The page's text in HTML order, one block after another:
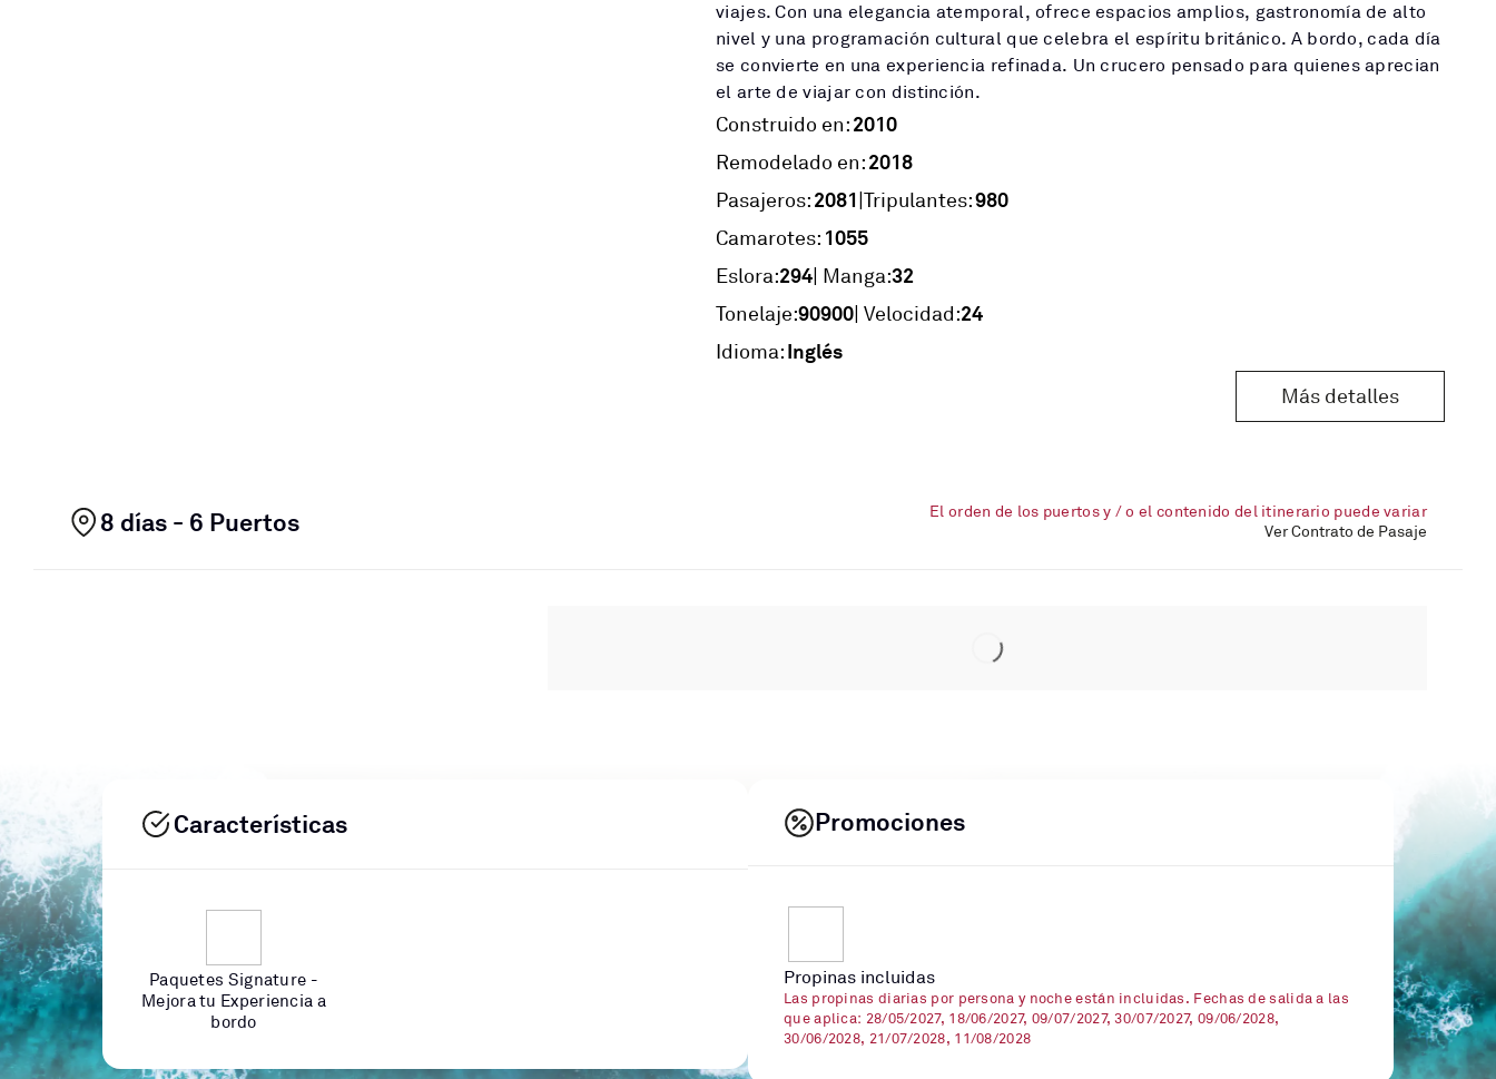
viajes. Con una elegancia atemporal, ofrece espacios amplios, gastronomía de alto
nivel y una programación cultural que celebra el espíritu británico. A bordo, cada día
se convierte en una experiencia refinada. Un crucero pensado para quienes aprecian
el arte de viajar con distinción.
Construido en:2010
Remodelado en:2018
Pasajeros:2081|Tripulantes:980
Camarotes: 1055
Eslora:294| Manga:32
Tonelaje:90900| Velocidad:24
Idioma:Inglés
Más detalles
8 días - 6 Puertos
El orden de los puertos y / o el contenido del itinerario puede variar
Ver Contrato de Pasaje
Características
Paquetes Signature -
Mejora tu Experiencia a
bordo
Promociones
Propinas incluidas
Las propinas diarias por persona y noche están incluidas. Fechas de salida a las
que aplica: 28/05/2027, 18/06/2027, 09/07/2027, 30/07/2027, 09/06/2028,
30/06/2028, 21/07/2028, 11/08/2028